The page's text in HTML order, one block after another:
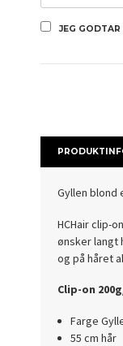
JEG GODTAR
Gyllen blond
HCHairclip-
ønsker langt
og på håret
Clip-on
Farge
55 cm hår